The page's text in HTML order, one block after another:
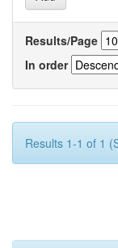
Results/Page
In order
Results 1-1 of 1